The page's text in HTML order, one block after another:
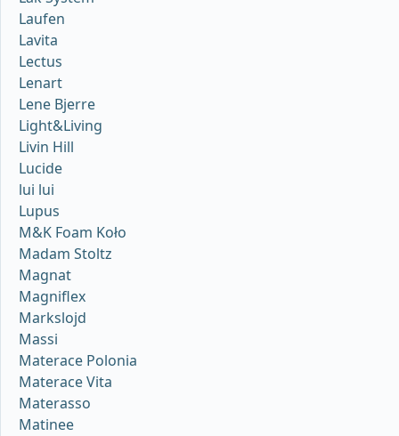
Laufen
Lavita
Lectus
Lenart
Lene Bjerre
Light&Living
Livin Hill
Lucide
lui lui
Lupus
M&K Foam Koło
Madam Stoltz
Magnat
Magniflex
Markslojd
Massi
Materace Polonia
Materace Vita
Materasso
Matinee